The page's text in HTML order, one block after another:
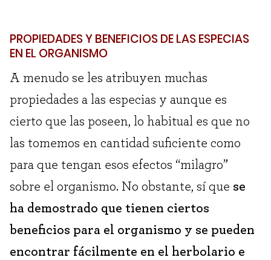
PROPIEDADES Y BENEFICIOS DE LAS ESPECIAS
EN EL ORGANISMO
A menudo se les atribuyen muchas
propiedades a las especias y aunque es
cierto que las poseen, lo habitual es que no
las tomemos en cantidad suficiente como
para que tengan esos efectos “milagro”
sobre el organismo. No obstante, sí que se
ha demostrado que tienen ciertos
beneficios para el organismo y se pueden
encontrar fácilmente en el herbolario e